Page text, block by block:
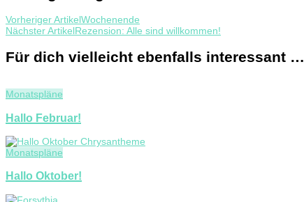
Vorheriger ArtikelWochenende
Nächster ArtikelRezension: Alle sind willkommen!
Für dich vielleicht ebenfalls interessant …
Monatspläne
Hallo Februar!
Monatspläne
Hallo Oktober!